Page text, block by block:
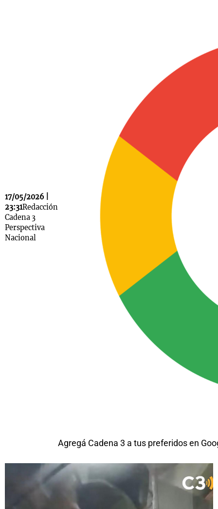
17/05/2026 |
23:31Redacción
Cadena 3
Perspectiva
Nacional
Agregá Cadena 3 a tus preferidos en